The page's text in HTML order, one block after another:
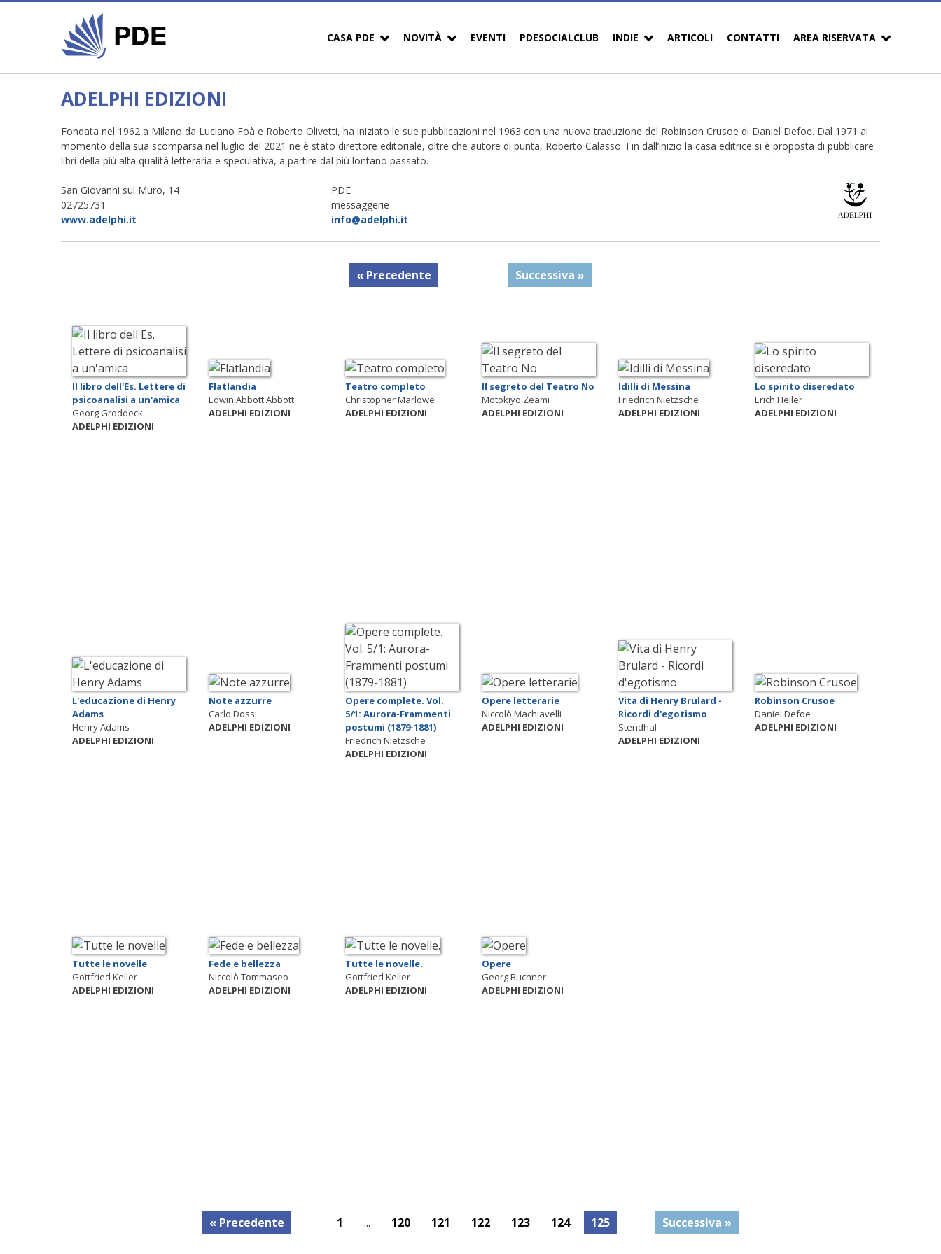
CASA PDE NOVITÀ EVENTI PDESOCIALCLUB INDIE ARTICOLI CONTATTI AREA RISERVATA
ADELPHI EDIZIONI
Fondata nel 1962 a Milano da Luciano Foà e Roberto Olivetti, ha iniziato le sue pubblicazioni nel 1963 con una nuova traduzione del Robinson Crusoe di Daniel Defoe. Dal 1971 al
momento della sua scomparsa nel luglio del 2021 ne è stato direttore editoriale, oltre che autore di punta, Roberto Calasso. Fin dall’inizio la casa editrice si è proposta di pubblicare
libri della più alta qualità letteraria e speculativa, a partire dal più lontano passato.
San Giovanni sul Muro, 14
02725731
www.adelphi.it
PDE
messaggerie
info@adelphi.it
« Precedente Successiva »
Il libro dell'Es. Lettere di
psicoanalisi a un'amica
Georg Groddeck
ADELPHI EDIZIONI
Flatlandia
Edwin Abbott Abbott
ADELPHI EDIZIONI
Teatro completo
Christopher Marlowe
ADELPHI EDIZIONI
Il segreto del Teatro No
Motokiyo Zeami
ADELPHI EDIZIONI
Idilli di Messina
Friedrich Nietzsche
ADELPHI EDIZIONI
Lo spirito diseredato
Erich Heller
ADELPHI EDIZIONI
L'educazione di Henry
Adams
Henry Adams
ADELPHI EDIZIONI
Note azzurre
Carlo Dossi
ADELPHI EDIZIONI
Opere complete. Vol.
5/1: Aurora-Frammenti
postumi (1879-1881)
Friedrich Nietzsche
ADELPHI EDIZIONI
Opere letterarie
Niccolò Machiavelli
ADELPHI EDIZIONI
Vita di Henry Brulard -
Ricordi d'egotismo
Stendhal
ADELPHI EDIZIONI
Robinson Crusoe
Daniel Defoe
ADELPHI EDIZIONI
Tutte le novelle
Gottfried Keller
ADELPHI EDIZIONI
Fede e bellezza
Niccolò Tommaseo
ADELPHI EDIZIONI
Tutte le novelle.
Gottfried Keller
ADELPHI EDIZIONI
Opere
Georg Buchner
ADELPHI EDIZIONI
« Precedente 1 ... 120 121 122 123 124 125 Successiva »